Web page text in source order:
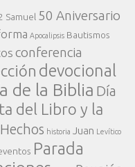
Samuel 50 Aniversario
Apocalipsis Bautismos
conferencia
devocional
de la Biblia Día
del Libro y la
Hechos historia Juan Levítico
Parada